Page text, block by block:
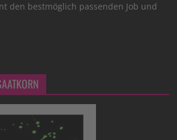
den bestmöglich passenden Job und